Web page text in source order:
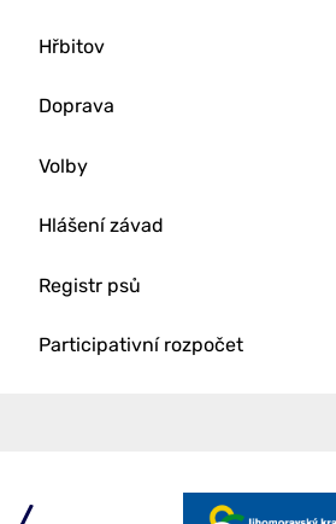
Hřbitov
Doprava
Volby
Hlášení závad
Registr psů
Participativní rozpočet